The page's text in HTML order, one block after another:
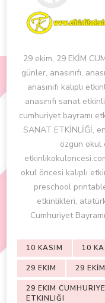
29 ekim, 29 EKİM
günler, anasınıfı,
anasınıfı kalıplı
anasınıfı sanat
cumhuriyet bayramı
SANAT ETKİNLİĞİ,
özgün okul
okul öncesi kalıplı
preschool
etkinlikleri,
Cumhuriyet
10 KASIM 10
29 EKIM 29
29 EKIM
ETKINLIĞI